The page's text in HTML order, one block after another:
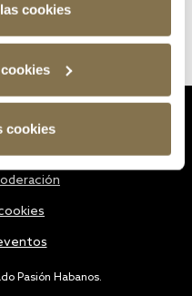
cookies
cookies
Pasión Habanos.